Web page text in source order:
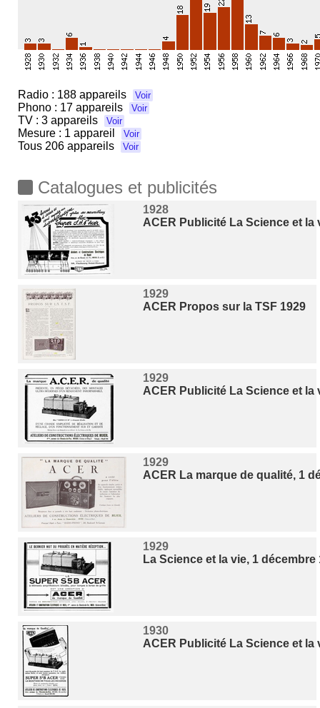
Radio : 188 appareils Voir
Phono : 17 appareils Voir
TV : 3 appareils Voir
Mesure : 1 appareil Voir
Tous 206 appareils Voir
Catalogues et publicités
1928
ACER Publicité La Science et la
1929
ACER Propos sur la TSF 1929
1929
ACER Publicité La Science et la
1929
ACER La marque de qualité, 1
1929
La Science et la vie, 1 décembre
1930
ACER Publicité La Science et la